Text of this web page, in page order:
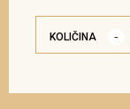
KOLIČINA